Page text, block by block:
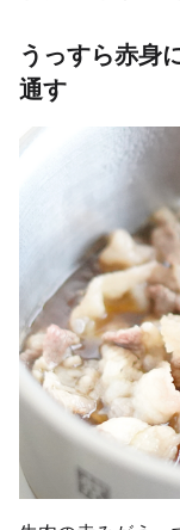
うっすら赤身
通す